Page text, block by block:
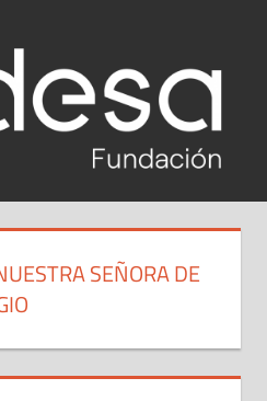
RETOTECH
2020-
2021
SEÑORA DE